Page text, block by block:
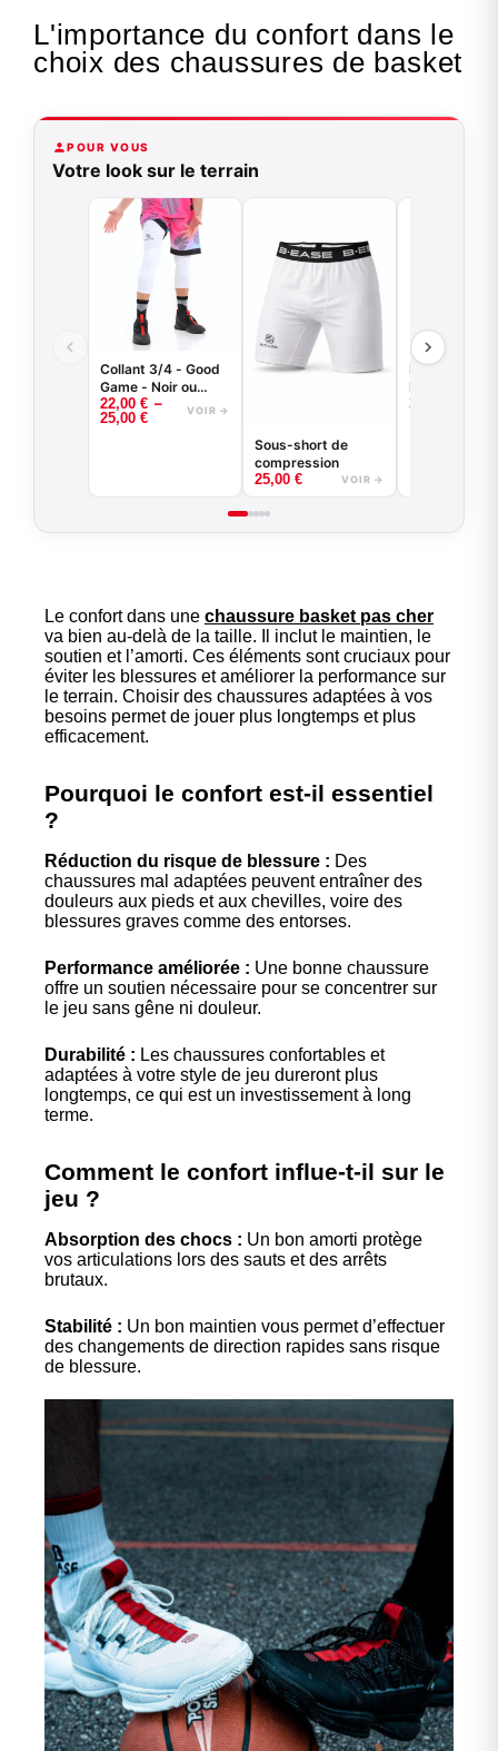
L'importance du confort dans le
choix des chaussures de basket
POUR VOUS
Votre look sur le terrain
Collant 3/4 - Good
Game - Noir ou
Blanc -
BASKETBALL
22,00 € –
25,00 € VOIR →
Sous-short de
compression
25,00 € VOIR →
Kit
Maillot
short
35,00
Le confort dans une chaussure basket pas cher
va bien au-delà de la taille. Il inclut le maintien, le
soutien et l’amorti. Ces éléments sont cruciaux pour
éviter les blessures et améliorer la performance sur
le terrain. Choisir des chaussures adaptées à vos
besoins permet de jouer plus longtemps et plus
efficacement.
Pourquoi le confort est-il essentiel
?
Réduction du risque de blessure : Des
chaussures mal adaptées peuvent entraîner des
douleurs aux pieds et aux chevilles, voire des
blessures graves comme des entorses.
Performance améliorée : Une bonne chaussure
offre un soutien nécessaire pour se concentrer sur
le jeu sans gêne ni douleur.
Durabilité : Les chaussures confortables et
adaptées à votre style de jeu dureront plus
longtemps, ce qui est un investissement à long
terme.
Comment le confort influe-t-il sur le
jeu ?
Absorption des chocs : Un bon amorti protège
vos articulations lors des sauts et des arrêts
brutaux.
Stabilité : Un bon maintien vous permet d’effectuer
des changements de direction rapides sans risque
de blessure.